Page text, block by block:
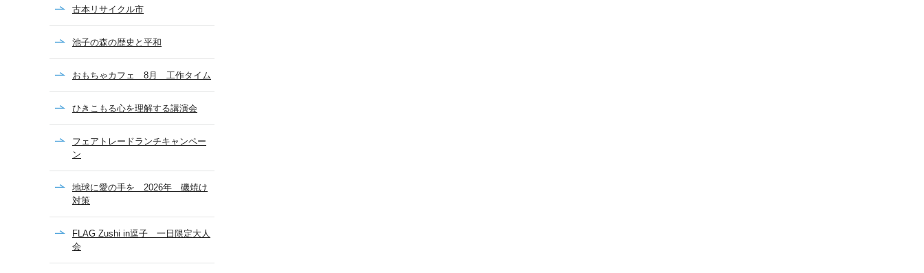
古本リサイクル市
池子の森の歴史と平和
おもちゃカフェ 8月 工作タイム
ひきこもる心を理解する講演会
フェアトレードランチキャンペー
ン
地球に愛の手を 2026年 磯焼け
対策
FLAG Zushi in逗子 一日限定大人
会